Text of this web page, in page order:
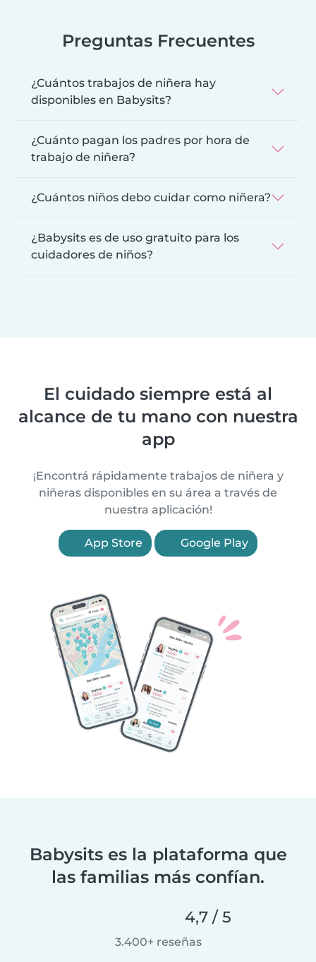
Preguntas Frecuentes
¿Cuántos trabajos de niñera hay
disponibles en Babysits?
¿Cuánto pagan los padres por hora de
trabajo de niñera?
¿Cuántos niños debo cuidar como niñera?
¿Babysits es de uso gratuito para los
cuidadores de niños?
El cuidado siempre está al
alcance de tu mano con nuestra
app
¡Encontrá rápidamente trabajos de niñera y
niñeras disponibles en su área a través de
nuestra aplicación!
App Store Google Play
Babysits es la plataforma que
las familias más confían.
4,7 / 5
3.400+ reseñas